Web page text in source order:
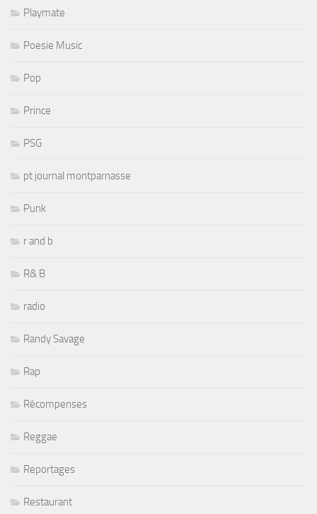
Playmate
Poesie Music
Pop
Prince
PSG
pt journal montparnasse
Punk
r and b
R& B
radio
Randy Savage
Rap
Récompenses
Reggae
Reportages
Restaurant